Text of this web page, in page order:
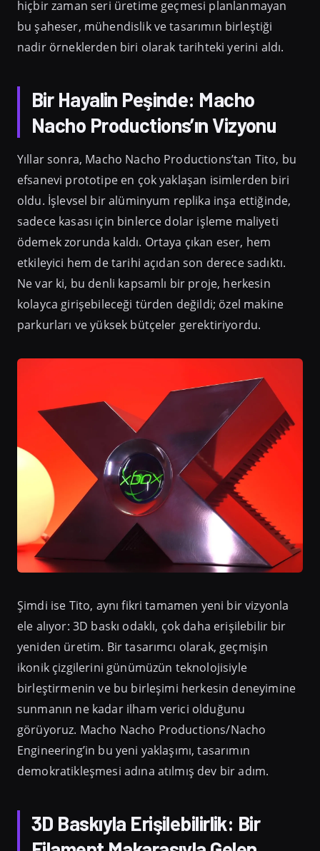
hiçbir zaman seri üretime geçmesi planlanmayan
bu şaheser, mühendislik ve tasarımın birleştiği
nadir örneklerden biri olarak tarihteki yerini aldı.
Bir Hayalin Peşinde: Macho
Nacho Productions’ın Vizyonu
Yıllar sonra, Macho Nacho Productions’tan Tito, bu
efsanevi prototipe en çok yaklaşan isimlerden biri
oldu. İşlevsel bir alüminyum replika inşa ettiğinde,
sadece kasası için binlerce dolar işleme maliyeti
ödemek zorunda kaldı. Ortaya çıkan eser, hem
etkileyici hem de tarihi açıdan son derece sadıktı.
Ne var ki, bu denli kapsamlı bir proje, herkesin
kolayca girişebileceği türden değildi; özel makine
parkurları ve yüksek bütçeler gerektiriyordu.
Şimdi ise Tito, aynı fikri tamamen yeni bir vizyonla
ele alıyor: 3D baskı odaklı, çok daha erişilebilir bir
yeniden üretim. Bir tasarımcı olarak, geçmişin
ikonik çizgilerini günümüzün teknolojisiyle
birleştirmenin ve bu birleşimi herkesin deneyimine
sunmanın ne kadar ilham verici olduğunu
görüyoruz. Macho Nacho Productions/Nacho
Engineering’in bu yeni yaklaşımı, tasarımın
demokratikleşmesi adına atılmış dev bir adım.
3D Baskıyla Erişilebilirlik: Bir